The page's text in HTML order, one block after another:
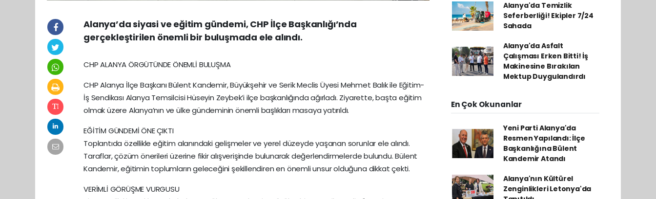
Alanya’da siyasi ve eğitim gündemi, CHP İlçe Başkanlığı’nda
gerçekleştirilen önemli bir buluşmada ele alındı.
CHP ALANYA ÖRGÜTÜNDE ÖNEMLİ BULUŞMA
CHP Alanya İlçe Başkanı Bülent Kandemir, Büyükşehir ve Serik Meclis Üyesi Mehmet Balık ile Eğitim-
İş Sendikası Alanya Temsilcisi Hüseyin Zeybek’i ilçe başkanlığında ağırladı. Ziyarette, başta eğitim
olmak üzere Alanya’nın ve ülke gündeminin önemli başlıkları masaya yatırıldı.
EĞİTİM GÜNDEMİ ÖNE ÇIKTI
Toplantıda özellikle eğitim alanındaki gelişmeler ve yerel düzeyde yaşanan sorunlar ele alındı.
Taraflar, çözüm önerileri üzerine fikir alışverişinde bulunarak değerlendirmelerde bulundu. Bülent
Kandemir, eğitimin toplumların geleceğini şekillendiren en önemli unsur olduğuna dikkat çekti.
VERİMLİ GÖRÜŞME VURGUSU
Alanya'da Temizlik
Seferberliği! Ekipler 7/24
Sahada
Alanya'da Asfalt
Çalışması Erken Bitti! İş
Makinesine Bırakılan
Mektup Duygulandırdı
En Çok Okunanlar
Yeni Parti Alanya'da
Resmen Yapılandı: İlçe
Başkanlığına Bülent
Kandemir Atandı
Alanya'nın Kültürel
Zenginlikleri Letonya'da